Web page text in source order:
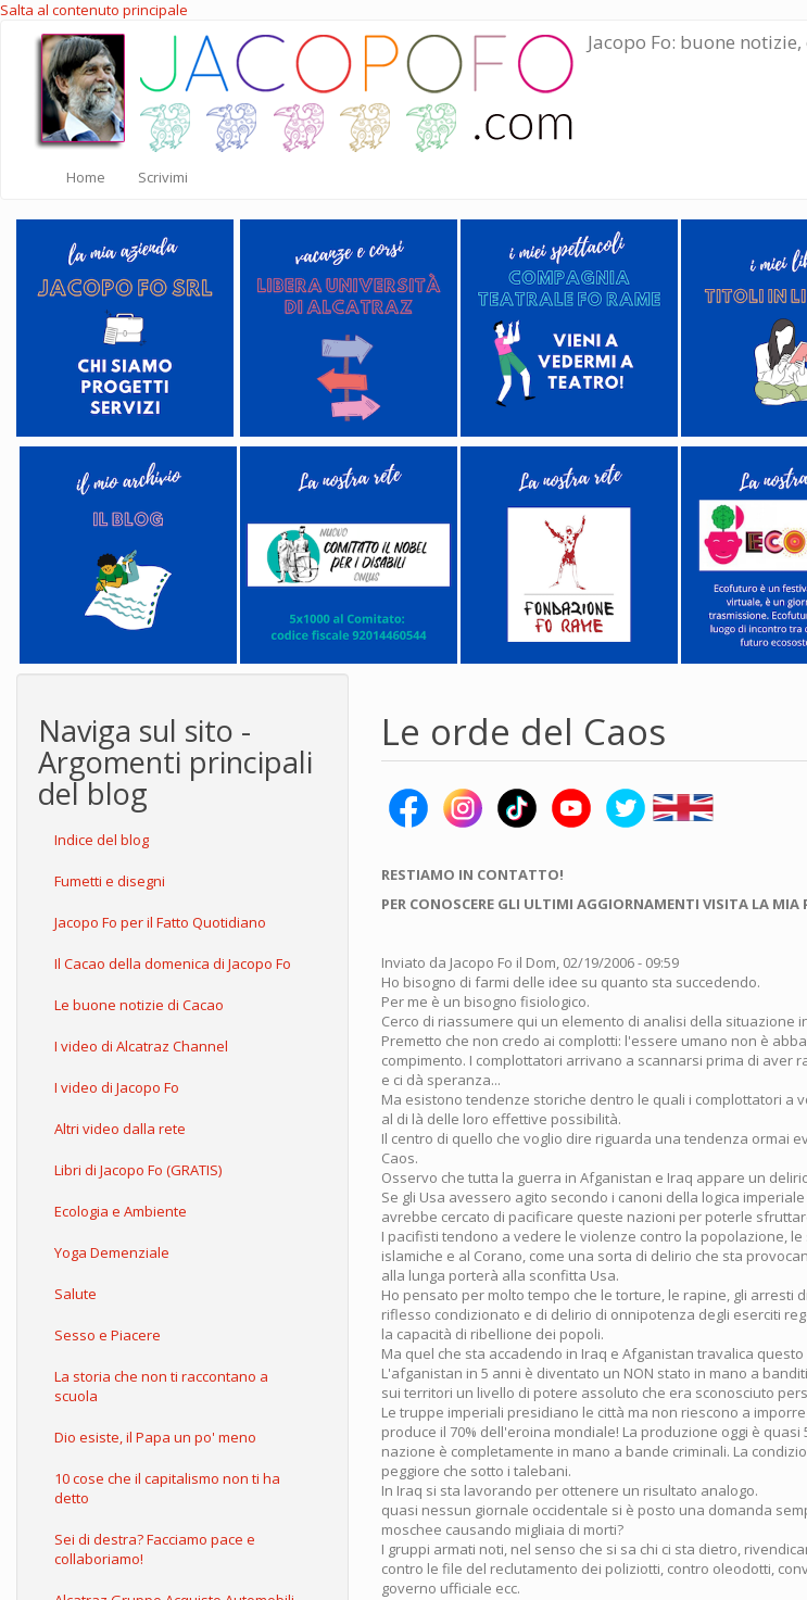
Salta al contenuto principale
Jacopo Fo: buone
Home Scrivimi
Naviga sul sito -
Argomenti principali
del blog
Indice del blog
Fumetti e disegni
Jacopo Fo per il Fatto Quotidiano
Il Cacao della domenica di Jacopo Fo
Le buone notizie di Cacao
I video di Alcatraz Channel
I video di Jacopo Fo
Altri video dalla rete
Libri di Jacopo Fo (GRATIS)
Ecologia e Ambiente
Yoga Demenziale
Salute
Sesso e Piacere
La storia che non ti raccontano a
scuola
Dio esiste, il Papa un po' meno
10 cose che il capitalismo non ti ha
detto
Sei di destra? Facciamo pace e
collaboriamo!
Le orde del Caos
RESTIAMO IN CONTATTO!
PER CONOSCERE GLI ULTIMI AGGIORNAMENTI VISITA LA MIA
Inviato da Jacopo Fo il Dom, 02/19/2006 - 09:59
Ho bisogno di farmi delle idee su quanto sta succedendo.
Per me è un bisogno fisiologico.
Cerco di riassumere qui un elemento di analisi della situazione
Premetto che non credo ai complotti: l'essere umano non è
compimento. I complottatori arrivano a scannarsi prima di aver
e ci dà speranza...
Ma esistono tendenze storiche dentro le quali i complottatori a
al di là delle loro effettive possibilità.
Il centro di quello che voglio dire riguarda una tendenza ormai
Caos.
Osservo che tutta la guerra in Afganistan e Iraq appare un
Se gli Usa avessero agito secondo i canoni della logica
avrebbe cercato di pacificare queste nazioni per poterle
I pacifisti tendono a vedere le violenze contro la popolazione, le
islamiche e al Corano, come una sorta di delirio che sta
alla lunga porterà alla sconfitta Usa.
Ho pensato per molto tempo che le torture, le rapine, gli arresti
riflesso condizionato e di delirio di onnipotenza degli eserciti
la capacità di ribellione dei popoli.
Ma quel che sta accadendo in Iraq e Afganistan travalica
L'afganistan in 5 anni è diventato un NON stato in mano a
sui territori un livello di potere assoluto che era sconosciuto
Le truppe imperiali presidiano le città ma non riescono a
produce il 70% dell'eroina mondiale! La produzione oggi è
nazione è completamente in mano a bande criminali. La
peggiore che sotto i talebani.
In Iraq si sta lavorando per ottenere un risultato analogo.
quasi nessun giornale occidentale si è posto una domanda
moschee causando migliaia di morti?
I gruppi armati noti, nel senso che si sa chi ci sta dietro,
contro le file del reclutamento dei poliziotti, contro oleodotti,
governo ufficiale ecc.